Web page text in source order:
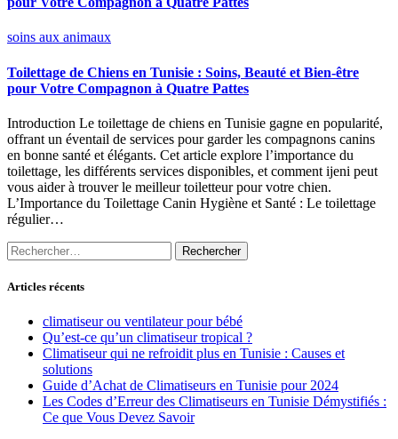
soins aux animaux
Toilettage de Chiens en Tunisie : Soins, Beauté et Bien-être
pour Votre Compagnon à Quatre Pattes
Introduction Le toilettage de chiens en Tunisie gagne en popularité,
offrant un éventail de services pour garder les compagnons canins
en bonne santé et élégants. Cet article explore l’importance du
toilettage, les différents services disponibles, et comment ijeni peut
vous aider à trouver le meilleur toiletteur pour votre chien.
L’Importance du Toilettage Canin Hygiène et Santé : Le toilettage
régulier…
Rechercher :
Articles récents
climatiseur ou ventilateur pour bébé
Qu’est-ce qu’un climatiseur tropical ?
Climatiseur qui ne refroidit plus en Tunisie : Causes et
solutions
Guide d’Achat de Climatiseurs en Tunisie pour 2024
Les Codes d’Erreur des Climatiseurs en Tunisie Démystifiés :
Ce que Vous Devez Savoir